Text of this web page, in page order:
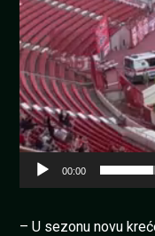
00:00
– U sezonu novu